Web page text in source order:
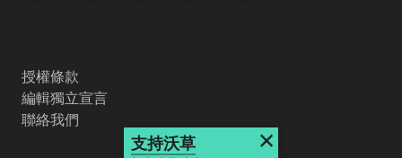
授權條款
編輯獨立宣言
聯絡我們
支持沃草 ×